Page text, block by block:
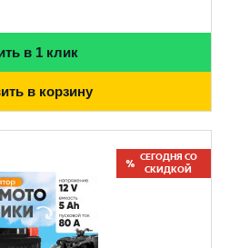
в 1 клик
в корзину
СЕГОДНЯ СО
СКИДКОЙ